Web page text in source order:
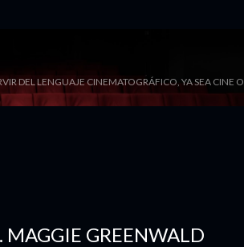
DEL LENGUAJE CINEMATOGRÁFICO, YA SEA CINE O
MAGGIE GREENWALD